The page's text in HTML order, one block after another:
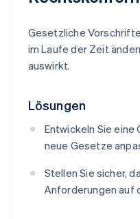
Gesetzliche
im Laufe der Zeit
auswirkt.
Lösungen
Entwickeln Sie
neue Gesetze
Stellen Sie sicher,
Anforderungen auf